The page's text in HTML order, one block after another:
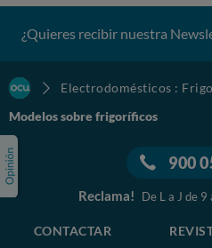
¿Quieres recibir nuestra
Electrodomésticos :
Modelos sobre frigoríficos
900
Reclama! De L a J de
CONTACTAR